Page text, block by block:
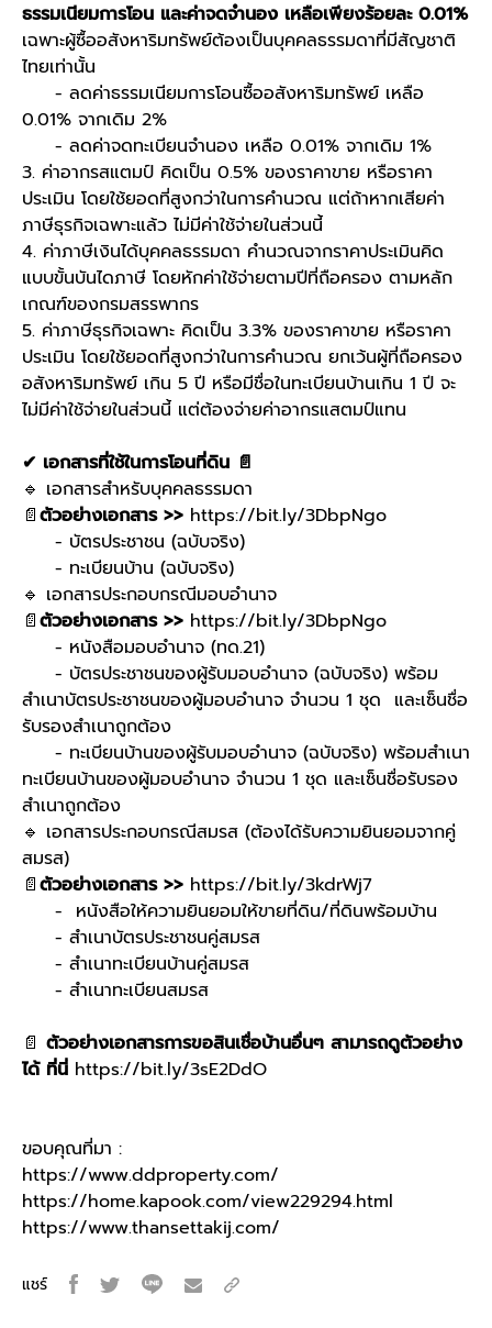
ธรรมเนียมการโอน และค่าจดจำนอง เหลือเพียงร้อยละ 0.01%
เฉพาะผู้ซื้ออสังหาริมทรัพย์ต้องเป็นบุคคลธรรมดาที่มีสัญชาติ
ไทยเท่านั้น
- ลดค่าธรรมเนียมการโอนซื้ออสังหาริมทรัพย์ เหลือ
0.01% จากเดิม 2%
- ลดค่าจดทะเบียนจำนอง เหลือ 0.01% จากเดิม 1%
3. ค่าอากรสแตมป์ คิดเป็น 0.5% ของราคาขาย หรือราคา
ประเมิน โดยใช้ยอดที่สูงกว่าในการคำนวณ แต่ถ้าหากเสียค่า
ภาษีธุรกิจเฉพาะแล้ว ไม่มีค่าใช้จ่ายในส่วนนี้
4. ค่าภาษีเงินได้บุคคลธรรมดา คำนวณจากราคาประเมินคิด
แบบขั้นบันไดภาษี โดยหักค่าใช้จ่ายตามปีที่ถือครอง ตามหลัก
เกณฑ์ของกรมสรรพากร
5. ค่าภาษีธุรกิจเฉพาะ คิดเป็น 3.3% ของราคาขาย หรือราคา
ประเมิน โดยใช้ยอดที่สูงกว่าในการคำนวณ ยกเว้นผู้ที่ถือครอง
อสังหาริมทรัพย์ เกิน 5 ปี หรือมีชื่อในทะเบียนบ้านเกิน 1 ปี จะ
ไม่มีค่าใช้จ่ายในส่วนนี้ แต่ต้องจ่ายค่าอากรแสตมป์แทน
✔ เอกสารที่ใช้ในการโอนที่ดิน 📄
🔹 เอกสารสำหรับบุคคลธรรมดา
📄ตัวอย่างเอกสาร >> https://bit.ly/3DbpNgo
- บัตรประชาชน (ฉบับจริง)
- ทะเบียนบ้าน (ฉบับจริง)
🔹 เอกสารประกอบกรณีมอบอำนาจ
📄ตัวอย่างเอกสาร >> https://bit.ly/3DbpNgo
- หนังสือมอบอำนาจ (ทด.21)
- บัตรประชาชนของผู้รับมอบอำนาจ (ฉบับจริง) พร้อม
สำเนาบัตรประชาชนของผู้มอบอำนาจ จำนวน 1 ชุด และเซ็นชื่อ
รับรองสำเนาถูกต้อง
- ทะเบียนบ้านของผู้รับมอบอำนาจ (ฉบับจริง) พร้อมสำเนา
ทะเบียนบ้านของผู้มอบอำนาจ จำนวน 1 ชุด และเซ็นชื่อรับรอง
สำเนาถูกต้อง
🔹 เอกสารประกอบกรณีสมรส (ต้องได้รับความยินยอมจากคู่
สมรส)
📄ตัวอย่างเอกสาร >> https://bit.ly/3kdrWj7
- หนังสือให้ความยินยอมให้ขายที่ดิน/ที่ดินพร้อมบ้าน
- สำเนาบัตรประชาชนคู่สมรส
- สำเนาทะเบียนบ้านคู่สมรส
- สำเนาทะเบียนสมรส
📄 ตัวอย่างเอกสารการขอสินเชื่อบ้านอื่นๆ สามารถดูตัวอย่าง
ได้ ที่นี่ https://bit.ly/3sE2DdO
ขอบคุณที่มา :
https://www.ddproperty.com/
https://home.kapook.com/view229294.html
https://www.thansettakij.com/
แชร์